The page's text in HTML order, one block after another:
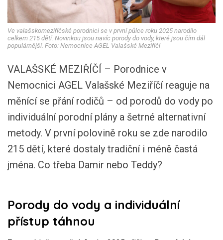
Ve valašskomeziříčské porodnici se v první půlce roku 2025 narodilo
celkem 215 dětí. Novinkou jsou navíc porody do vody, které jsou čím dál
populárnější. Foto: Nemocnice AGEL Valašské Meziříčí
VALAŠSKÉ MEZIŘÍČÍ – Porodnice v
Nemocnici AGEL Valašské Meziříčí reaguje na
měnící se přání rodičů – od porodů do vody po
individuální porodní plány a šetrné alternativní
metody. V první polovině roku se zde narodilo
215 dětí, které dostaly tradiční i méně častá
jména. Co třeba Damir nebo Teddy?
Porody do vody a individuální
přístup táhnou